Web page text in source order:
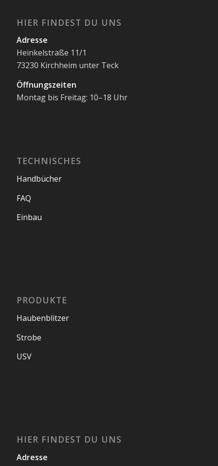
HIER FINDEST DU UNS
Adresse
Heinkelstraße 11/1
73230 Kirchheim unter Teck
Öffnungszeiten
Montag bis Freitag: 10–18 Uhr
TECHNISCHES
Handbücher
FAQ
Einbau
PRODUKTE
Haubenblitzer
Strobe
USV
HIER FINDEST DU UNS
Adresse